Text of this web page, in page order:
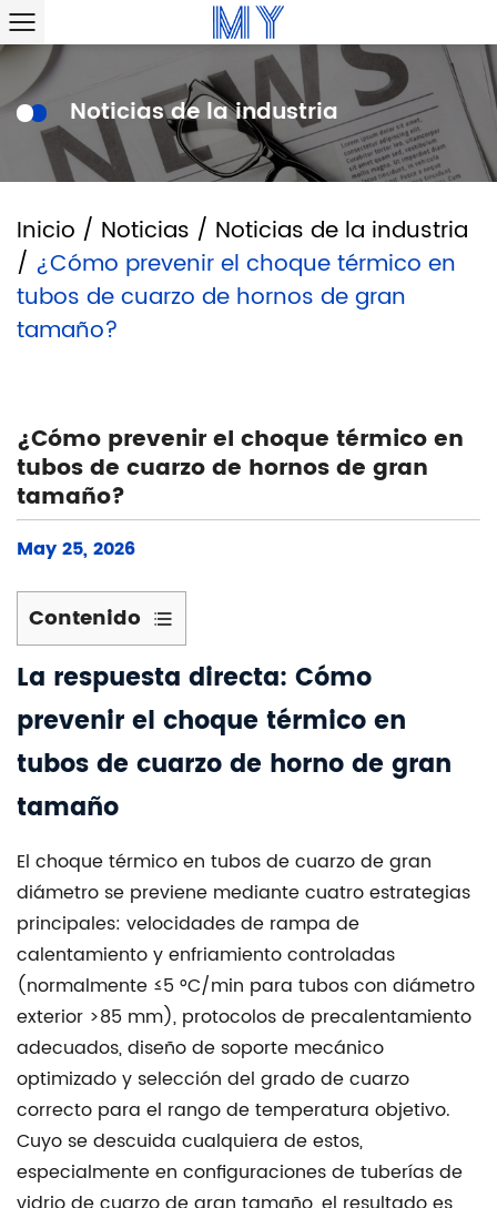
Noticias de la industria
Inicio / Noticias / Noticias de la industria
/ ¿Cómo prevenir el choque térmico en
tubos de cuarzo de hornos de gran
tamaño?
¿Cómo prevenir el choque térmico en
tubos de cuarzo de hornos de gran
tamaño?
May 25, 2026
Contenido
1
La
respuesta
directa:
Cómo
prevenir
choque
térmico
en
tubos
de
cuarzo
de
horno
de
tamaño
2
La respuesta directa: Cómo
prevenir el choque térmico en
tubos de cuarzo de horno de gran
tamaño
El choque térmico en tubos de cuarzo de gran
diámetro se previene mediante cuatro estrategias
principales: velocidades de rampa de
calentamiento y enfriamiento controladas
(normalmente ≤5 °C/min para tubos con diámetro
exterior >85 mm), protocolos de precalentamiento
adecuados, diseño de soporte mecánico
optimizado y selección del grado de cuarzo
correcto para el rango de temperatura objetivo.
Cuyo se descuida cualquiera de estos,
especialmente en configuraciones de tuberías de